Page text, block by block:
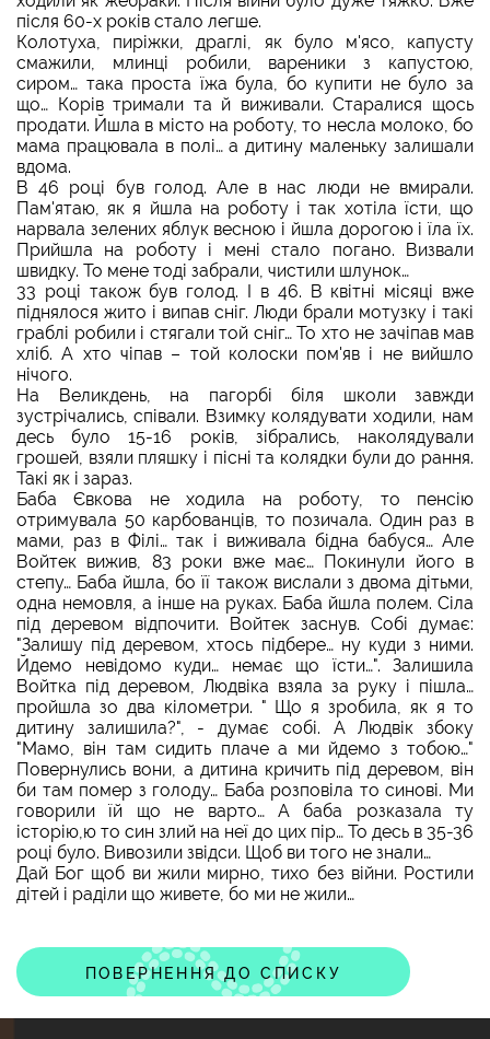
після 60-х років стало легше.
Колотуха, пиріжки, драглі, як було м'ясо, капусту
смажили, млинці робили, вареники з капустою,
сиром… така проста їжа була, бо купити не було за
що… Корів тримали та й виживали. Старалися щось
продати. Йшла в місто на роботу, то несла молоко, бо
мама працювала в полі… а дитину маленьку залишали
вдома.
В 46 році був голод. Але в нас люди не вмирали.
Пам'ятаю, як я йшла на роботу і так хотіла їсти, що
нарвала зелених яблук весною і йшла дорогою і їла їх.
Прийшла на роботу і мені стало погано. Визвали
швидку. То мене тоді забрали, чистили шлунок…
33 році також був голод. І в 46. В квітні місяці вже
піднялося жито і випав сніг. Люди брали мотузку і такі
граблі робили і стягали той сніг… То хто не зачіпав мав
хліб. А хто чіпав – той колоски пом'яв і не вийшло
нічого.
На Великдень, на пагорбі біля школи завжди
зустрічались, співали. Взимку колядувати ходили, нам
десь було 15-16 років, зібрались, наколядували
грошей, взяли пляшку і пісні та колядки були до рання.
Такі як і зараз.
Баба Євкова не ходила на роботу, то пенсію
отримувала 50 карбованців, то позичала. Один раз в
мами, раз в Філі… так і виживала бідна бабуся… Але
Войтек вижив, 83 роки вже має… Покинули його в
степу… Баба йшла, бо її також вислали з двома дітьми,
одна немовля, а інше на руках. Баба йшла полем. Сіла
під деревом відпочити. Войтек заснув. Собі думає:
"Залишу під деревом, хтось підбере… ну куди з ними.
Йдемо невідомо куди… немає що їсти…". Залишила
Войтка під деревом, Людвіка взяла за руку і пішла…
пройшла зо два кілометри. " Що я зробила, як я то
дитину залишила?", - думає собі. А Людвік збоку
"Мамо, він там сидить плаче а ми йдемо з тобою…"
Повернулись вони, а дитина кричить під деревом, він
би там помер з голоду… Баба розповіла то синові. Ми
говорили їй що не варто… А баба розказала ту
історію,ю то син злий на неї до цих пір… То десь в 35-36
році було. Вивозили звідси. Щоб ви того не знали…
Дай Бог щоб ви жили мирно, тихо без війни. Ростили
дітей і раділи що живете, бо ми не жили…
ПОВЕРНЕННЯ ДО СПИСКУ